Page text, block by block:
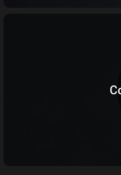
Un cadran en
conçues